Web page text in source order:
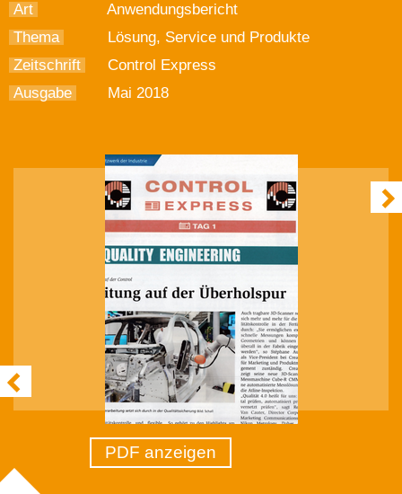
Art
Anwendungsbericht
Thema
Lösung, Service und Produkte
Zeitschrift
Control Express
Ausgabe
Mai 2018
PDF anzeigen